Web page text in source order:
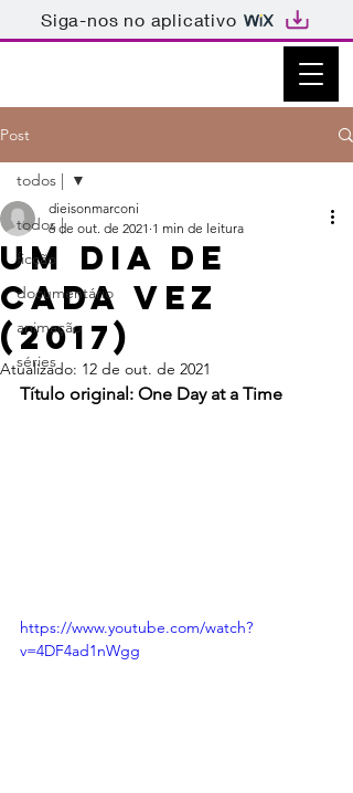
Siga-nos no aplicativo
Post
todos |
ficção
documentário
animação
séries
todos |
Um dia de
cada vez
(2017)
dieisonmarconi
6 de out. de 2021 1 min de leitura
Atualizado: 12 de out. de 2021
Título original: One Day at a Time
https://www.youtube.com/watch?
v=4DF4ad1nWgg